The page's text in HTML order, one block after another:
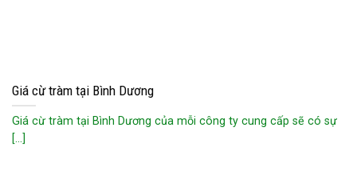
Giá cừ tràm tại Bình Dương
Giá cừ tràm tại Bình Dương của mỗi công ty cung cấp sẽ có sự
[...]